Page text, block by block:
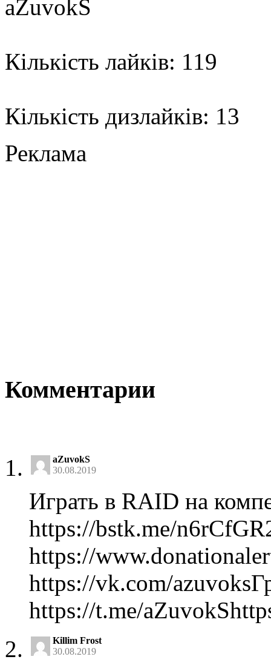
aZuvokS
Кількість лайків: 119
Кількість дизлайків: 13
Реклама
Комментарии
aZuvokS
30.08.2019
Играть в RAID на
https://bstk.me/
https://
https://vk.com/
https://t.me/
Killim Frost
30.08.2019